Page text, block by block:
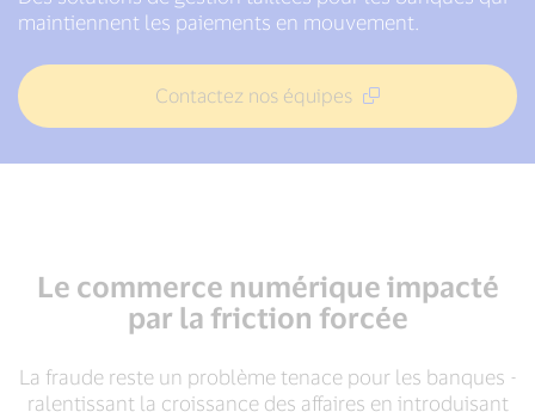
maintiennent les paiements en mouvement.
Contactez nos équipes
Le commerce numérique impacté
par la friction forcée
La fraude reste un problème tenace pour les banques -
ralentissant la croissance des affaires en introduisant